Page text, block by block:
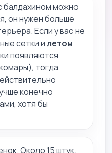
балдахином можно
он нужен больше
Если у вас не
сетки илетом
появляются
тогда
конечно
хотя бы
Около 15 штук,